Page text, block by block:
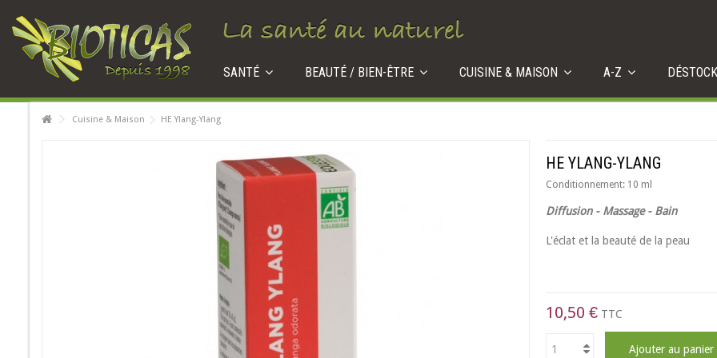
SANTÉ BEAUTÉ / BIEN-ÊTRE CUISINE & MAISON A-Z
Cuisine & Maison HE Ylang-Ylang
HE YLANG-YLANG
Conditionnement: 10 ml
Diffusion - Massage - Bain
L'éclat et la beauté de la peau
10,50 € TTC
Ajouter au panier